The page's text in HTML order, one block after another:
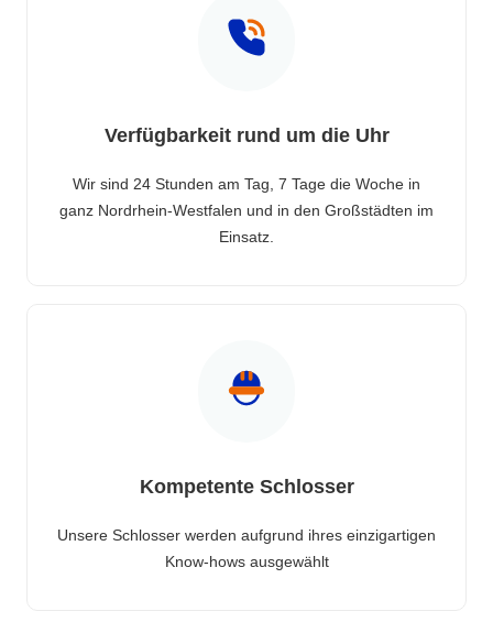
Verfügbarkeit rund um die Uhr
Wir sind 24 Stunden am Tag, 7 Tage die Woche in
ganz Nordrhein-Westfalen und in den Großstädten im
Einsatz.
Kompetente Schlosser
Unsere Schlosser werden aufgrund ihres einzigartigen
Know-hows ausgewählt